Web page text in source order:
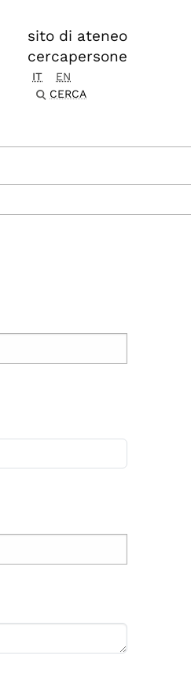
sito di ateneo
cercapersone
IT
EN
CERCA